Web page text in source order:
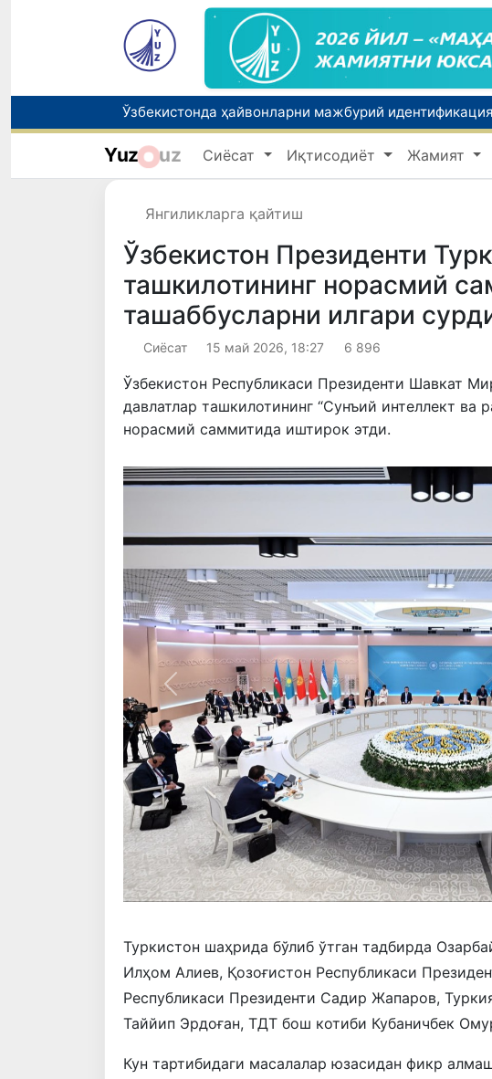
Нефть нархи яна кўтарилди
Марказий банк сохта лицензия ҳақида огоҳлантирди
Yuz uz Сиёсат Иқтисодиёт Жамият
Янгиликларга қайтиш
Ўзбекистон Президенти
ташкилотининг норасмий
ташаббусларни илгари
Сиёсат 15 май 2026, 18:27 6 896
Ўзбекистон Республикаси Президенти Шавкат
давлатлар ташкилотининг “Сунъий интеллект ва
норасмий саммитида иштирок этди.
Олдинги
Туркистон шаҳрида бўлиб ўтган тадбирда
Илҳом Алиев, Қозоғистон Республикаси
Республикаси Президенти Садир Жапаров,
Таййип Эрдоған, ТДТ бош котиби Кубаничбек
Кун тартибидаги масалалар юзасидан фикр